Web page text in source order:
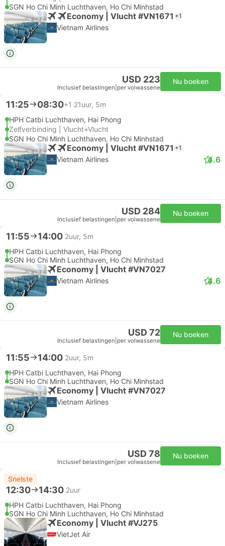
SGN Ho Chi Minh Luchthaven, Ho Chi Minhstad
Economy | Vlucht #VN1671 +1
Vietnam Airlines
USD 223
Inclusief belastingen per volwassene
Nu boeken
11:25 08:30+1 21uur, 5m
HPH Catbi Luchthaven, Hai Phong
Zelfverbinding | Vlucht+Vlucht
SGN Ho Chi Minh Luchthaven, Ho Chi Minhstad
Economy | Vlucht #VN1671 +1
Vietnam Airlines 4.6
USD 284
Inclusief belastingen per volwassene
Nu boeken
11:55 14:00 2uur, 5m
HPH Catbi Luchthaven, Hai Phong
SGN Ho Chi Minh Luchthaven, Ho Chi Minhstad
Economy | Vlucht #VN7027
Vietnam Airlines 4.6
USD 72
Inclusief belastingen per volwassene
Nu boeken
11:55 14:00 2uur, 5m
HPH Catbi Luchthaven, Hai Phong
SGN Ho Chi Minh Luchthaven, Ho Chi Minhstad
Economy | Vlucht #VN7027
Vietnam Airlines
USD 78
Inclusief belastingen per volwassene
Nu boeken
Snelste
12:30 14:30 2uur
HPH Catbi Luchthaven, Hai Phong
SGN Ho Chi Minh Luchthaven, Ho Chi Minhstad
Economy | Vlucht #VJ275
VietJet Air